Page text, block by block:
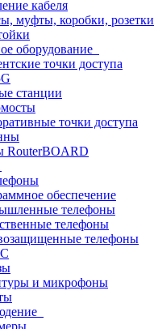
кабеля
муфты, коробки, розетки
оборудование
точки доступа
станции
точки доступа
RouterBOARD
обеспечение
телефоны
телефоны
телефоны
и микрофоны